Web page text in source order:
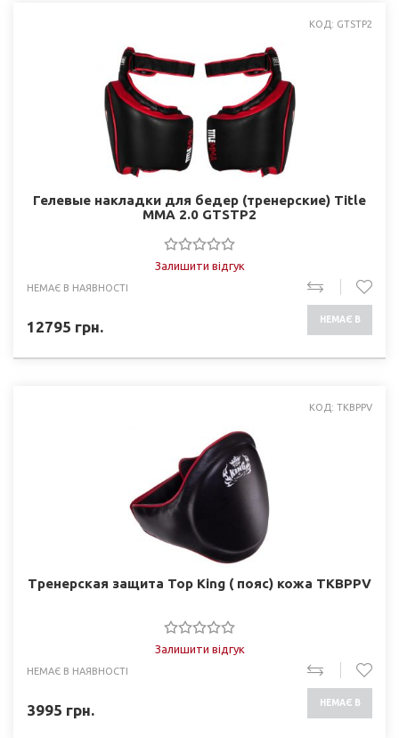
КОД: GTSTP2
Гелевые накладки для бедер (тренерские) Title
MMA 2.0 GTSTP2
Залишити відгук
НЕМАЄ В НАЯВНОСТІ
12795 грн. НЕМАЄ В
КОД: TKBPPV
Тренерская защита Top King ( пояс) кожа TKBPPV
Залишити відгук
НЕМАЄ В НАЯВНОСТІ
3995 грн. НЕМАЄ В